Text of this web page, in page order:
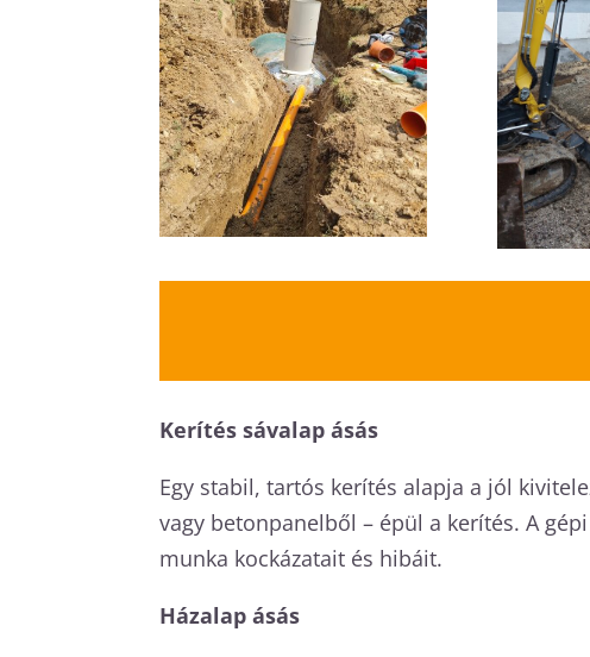
Kerítés sávalap ásás
Egy stabil, tartós kerítés alapja a jól
vagy betonpanelből – épül a kerítés. A
munka kockázatait és hibáit.
Házalap ásás